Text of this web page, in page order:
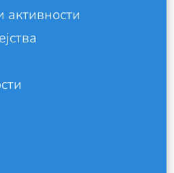
активности